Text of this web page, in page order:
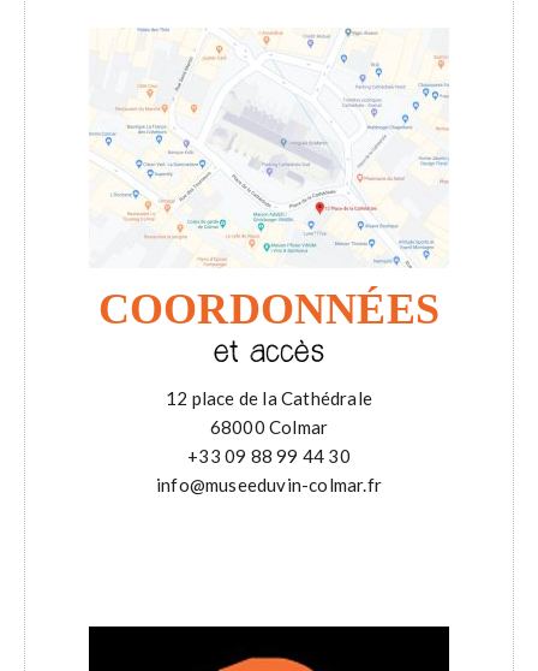
COORDONNÉES
et accès
12 place de la Cathédrale
68000 Colmar
+33 09 88 99 44 30
info@museeduvin-colmar.fr